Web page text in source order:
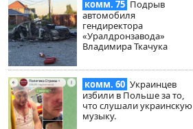
комм. 75 Подрыв
автомобиля
гендиректора
«Уралдронзавода»
Владимира Ткачука
комм. 60 Украинцев
избили в Польше за то,
что слушали украинскую
музыку.